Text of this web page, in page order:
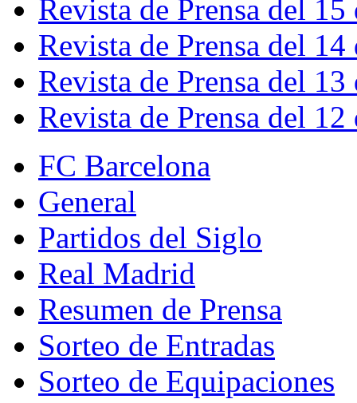
Revista de Prensa del
Revista de Prensa del
Revista de Prensa del
Revista de Prensa del
FC Barcelona
General
Partidos del Siglo
Real Madrid
Resumen de Prensa
Sorteo de Entradas
Sorteo de Equipaciones